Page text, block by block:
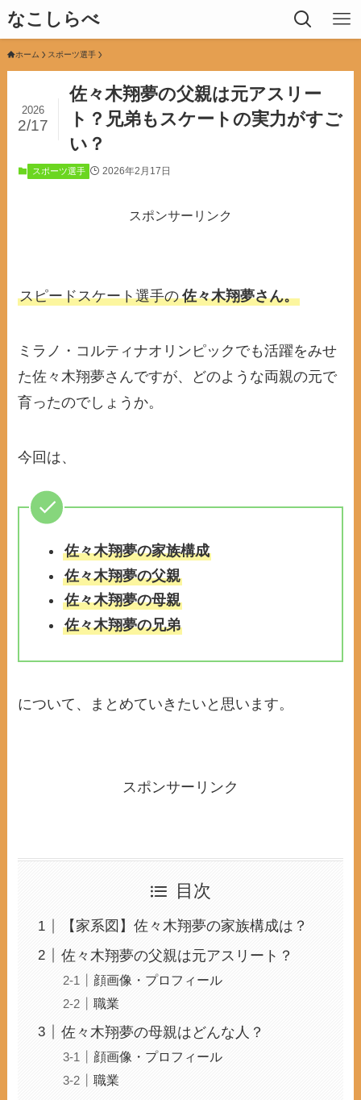
なこしらべ
ホーム スポーツ選手
佐々木翔夢の父親は元アスリー
ト？兄弟もスケートの実力がすご
い？
2026
2/17
スポーツ選手 2026年2月17日
スポンサーリンク
スピードスケート選手の 佐々木翔夢さん。
ミラノ・コルティナオリンピックでも活躍をみせ
た佐々木翔夢さんですが、どのような両親の元で
育ったのでしょうか。
今回は、
佐々木翔夢の家族構成
佐々木翔夢の父親
佐々木翔夢の母親
佐々木翔夢の兄弟
について、まとめていきたいと思います。
スポンサーリンク
目次
【家系図】佐々木翔夢の家族構成は？
佐々木翔夢の父親は元アスリート？
顔画像・プロフィール
職業
佐々木翔夢の母親はどんな人？
顔画像・プロフィール
職業